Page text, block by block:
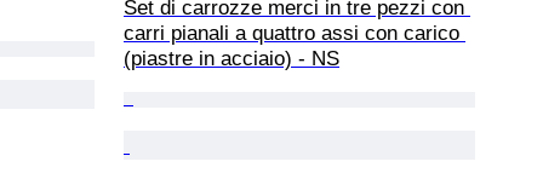
Set di carrozze merci in tre pezzi con
carri pianali a quattro assi con carico
(piastre in acciaio) - NS